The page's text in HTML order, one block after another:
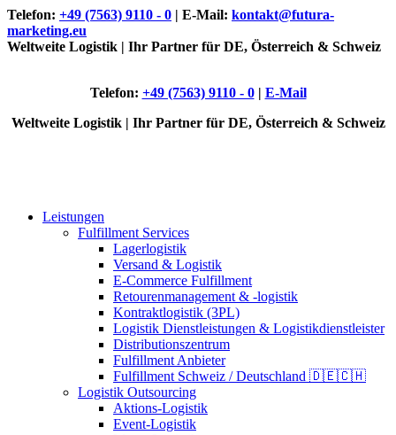
Telefon: +49 (7563) 9110 - 0 | E-Mail: kontakt@futura-
marketing.eu
Weltweite Logistik | Ihr Partner für DE, Österreich & Schweiz
Telefon: +49 (7563) 9110 - 0| E-Mail
Weltweite Logistik | Ihr Partner für DE, Österreich & Schweiz
Leistungen
Fulfillment Services
Lagerlogistik
Versand & Logistik
E-Commerce Fulfillment
Retourenmanagement & -logistik
Kontraktlogistik (3PL)
Logistik Dienstleistungen & Logistikdienstleister
Distributionszentrum
Fulfillment Anbieter
Fulfillment Schweiz / Deutschland 🇩🇪🇨🇭
Logistik Outsourcing
Aktions-Logistik
Event-Logistik